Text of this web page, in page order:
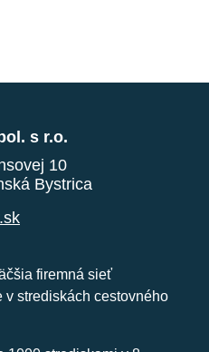
s r.o.
10
Bystrica
firemná sieť
strediskách cestovného